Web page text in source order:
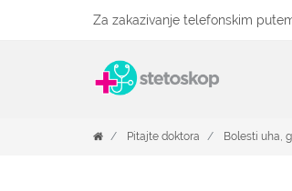
Za zakazivanje telefonskim
Pitajte doktora Bolesti uha,